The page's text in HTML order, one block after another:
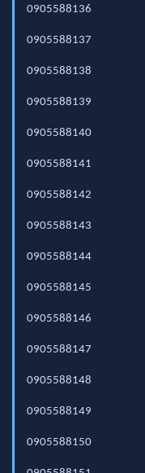
0905588136
0905588137
0905588138
0905588139
0905588140
0905588141
0905588142
0905588143
0905588144
0905588145
0905588146
0905588147
0905588148
0905588149
0905588150